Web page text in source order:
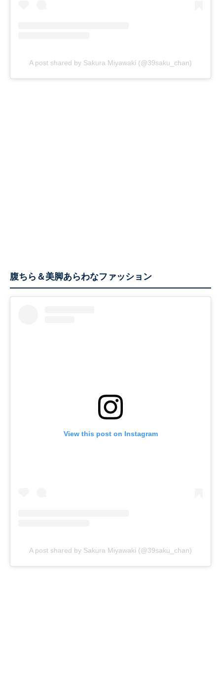
A post shared by Sakura Miyawaki (@39saku_chan)
腹ちら＆美脚あらわなファッション
View this post on Instagram
A post shared by Sakura Miyawaki (@39saku_chan)